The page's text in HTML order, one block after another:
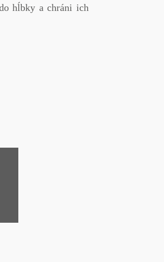
hĺbky a chráni ich